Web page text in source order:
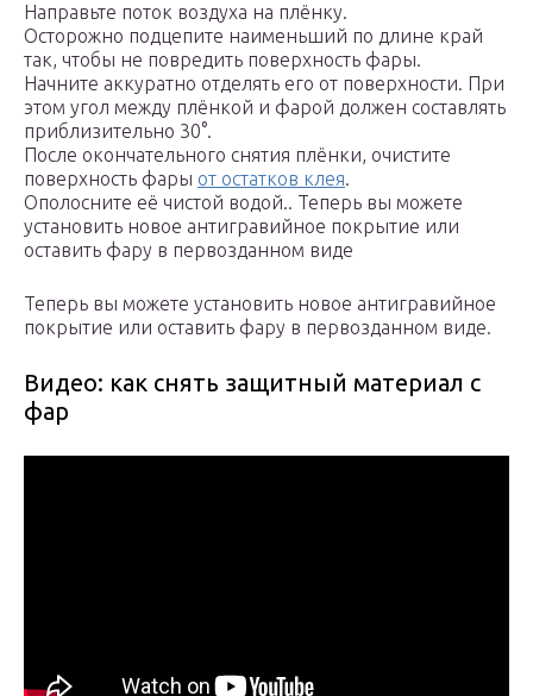
Направьте поток воздуха на плёнку.
Осторожно подцепите наименьший по длине край
так, чтобы не повредить поверхность фары.
Начните аккуратно отделять его от поверхности. При
этом угол между плёнкой и фарой должен составлять
приблизительно 30°.
После окончательного снятия плёнки, очистите
поверхность фары от остатков клея.
Ополосните её чистой водой.. Теперь вы можете
установить новое антигравийное покрытие или
оставить фару в первозданном виде
Теперь вы можете установить новое антигравийное
покрытие или оставить фару в первозданном виде.
Видео: как снять защитный материал с
фар